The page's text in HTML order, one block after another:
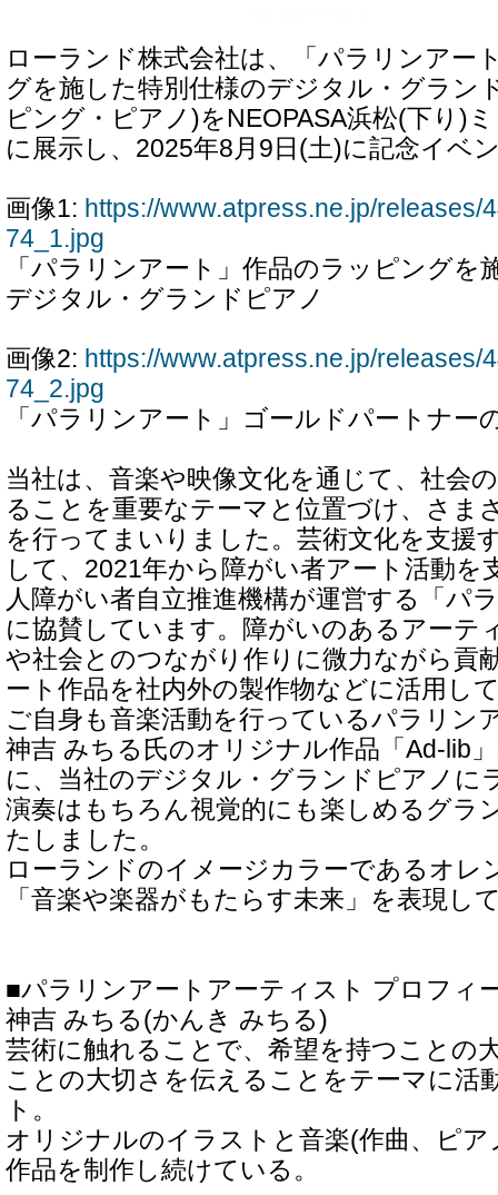
ローランド株式会社は、「パラリンアー
グを施した特別仕様のデジタル・グラン
ピング・ピアノ)をNEOPASA浜松(下り)
に展示し、2025年8月9日(土)に記念イベ
画像1: https://www.atpress.ne.jp/releases/
74_1.jpg
「パラリンアート」作品のラッピングを
デジタル・グランドピアノ
画像2: https://www.atpress.ne.jp/releases/
74_2.jpg
「パラリンアート」ゴールドパートナー
当社は、音楽や映像文化を通じて、社会
ることを重要なテーマと位置づけ、さま
を行ってまいりました。芸術文化を支援
して、2021年から障がい者アート活動を
人障がい者自立推進機構が運営する「パ
に協賛しています。障がいのあるアーテ
や社会とのつながり作りに微力ながら貢
ート作品を社内外の製作物などに活用し
ご自身も音楽活動を行っているパラリン
神吉 みちる氏のオリジナル作品「Ad-lib
に、当社のデジタル・グランドピアノに
演奏はもちろん視覚的にも楽しめるグラ
たしました。
ローランドのイメージカラーであるオレ
「音楽や楽器がもたらす未来」を表現し
■パラリンアートアーティスト プロフィ
神吉 みちる(かんき みちる)
芸術に触れることで、希望を持つことの
ことの大切さを伝えることをテーマに活
ト。
オリジナルのイラストと音楽(作曲、ピ
作品を制作し続けている。